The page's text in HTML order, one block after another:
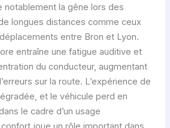
notablement la gêne lors des
longues distances comme ceux
entre Bron et Lyon.
entraîne une fatigue auditive et
du conducteur, augmentant
sur la route. L’expérience de
et le véhicule perd en
le cadre d’un usage